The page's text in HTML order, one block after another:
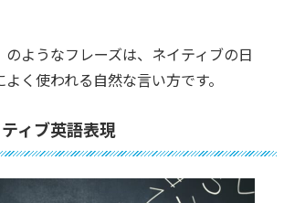
ようなフレーズは、ネイティブの日
く使われる自然な言い方です。
ィブ英語表現